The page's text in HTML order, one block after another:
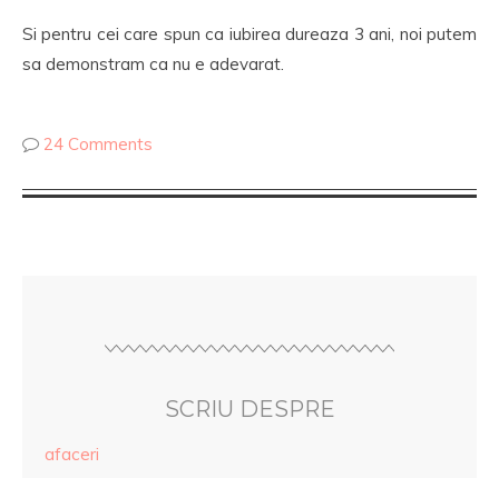
Si pentru cei care spun ca iubirea dureaza 3 ani, noi putem
sa demonstram ca nu e adevarat.
24 Comments
SCRIU DESPRE
afaceri